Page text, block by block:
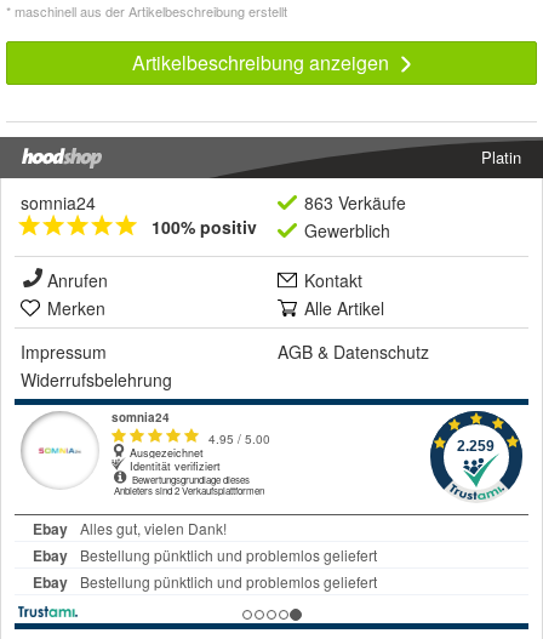
* maschinell aus der Artikelbeschreibung erstellt
Artikelbeschreibung anzeigen
Platin
somnia24
100% positiv
863 Verkäufe
Gewerblich
Anrufen
Kontakt
Merken
Alle Artikel
Impressum
AGB & Datenschutz
Widerrufsbelehrung